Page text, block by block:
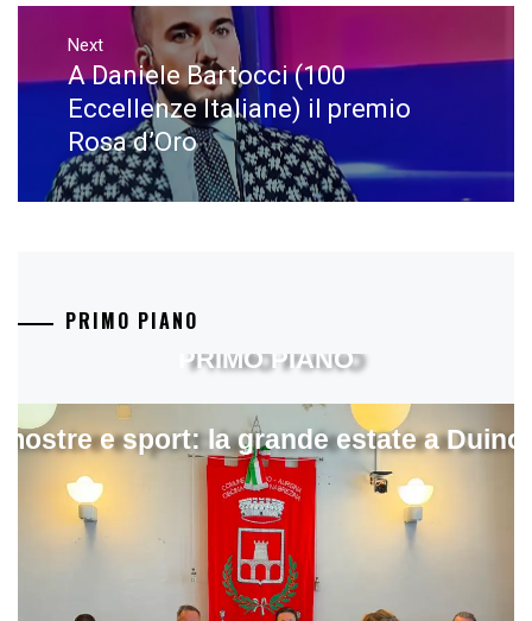
Next
Next
post:
A Daniele Bartocci (100
Eccellenze Italiane) il premio
Rosa d’Oro
PRIMO PIANO
e sport: la grande estate a
PRIMO PIANO